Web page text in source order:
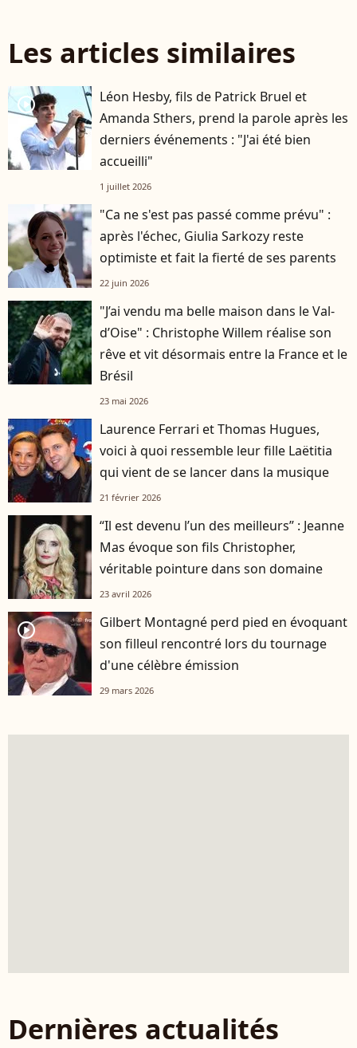
Les articles similaires
player2
Léon Hesby, fils de Patrick Bruel et
Amanda Sthers, prend la parole après les
derniers événements : "J'ai été bien
accueilli"
1 juillet 2026
"Ca ne s'est pas passé comme prévu" :
après l'échec, Giulia Sarkozy reste
optimiste et fait la fierté de ses parents
22 juin 2026
"J’ai vendu ma belle maison dans le Val-
d’Oise" : Christophe Willem réalise son
rêve et vit désormais entre la France et le
Brésil
23 mai 2026
Laurence Ferrari et Thomas Hugues,
voici à quoi ressemble leur fille Laëtitia
qui vient de se lancer dans la musique
21 février 2026
“Il est devenu l’un des meilleurs” : Jeanne
Mas évoque son fils Christopher,
véritable pointure dans son domaine
23 avril 2026
player2
Gilbert Montagné perd pied en évoquant
son filleul rencontré lors du tournage
d'une célèbre émission
29 mars 2026
Dernières actualités